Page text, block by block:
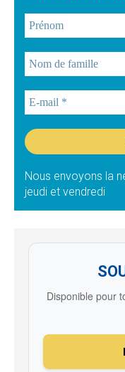
Nous envoyons la
jeudi et vendredi
Disponible pour